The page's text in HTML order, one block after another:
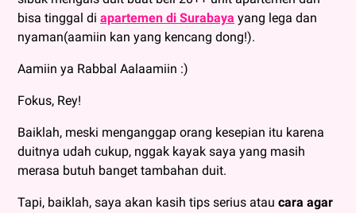
bisa tinggal di apartemen di Surabaya yang lega dan
nyaman(aamiin kan yang kencang dong!).
Aamiin ya Rabbal Aalaamiin :)
Fokus, Rey!
Baiklah, meski menganggap orang kesepian itu karena
duitnya udah cukup, nggak kayak saya yang masih
merasa butuh banget tambahan duit.
Tapi, baiklah, saya akan kasih tips serius atau cara agar